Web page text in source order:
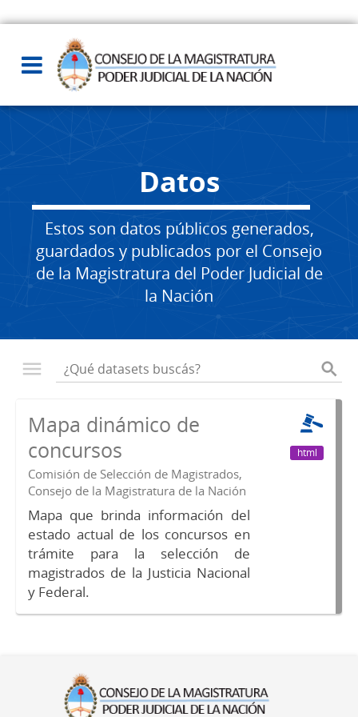
Datos
Estos son datos públicos generados,
guardados y publicados por el Consejo
de la Magistratura del Poder Judicial de
la Nación
Mapa dinámico de
concursos
Comisión de Selección de Magistrados,
Consejo de la Magistratura de la Nación
Mapa que brinda información del
estado actual de los concursos en
trámite para la selección de
magistrados de la Justicia Nacional
y Federal.
html